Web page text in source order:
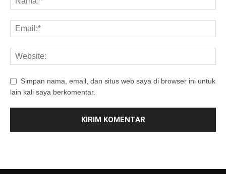
Simpan nama, email, dan situs web saya di browser ini untuk
lain kali saya berkomentar.